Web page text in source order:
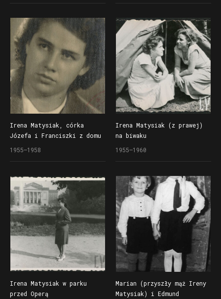
przed budynkiem Szkoły
Podstawowej nr 7 przy
ul. Dąbrowskiego (dzisiaj
SP nr 107)
Irena Matysiak, córka
Józefa i Franciszki z domu
Stelmaszyk
1955–1958
Irena Matysiak (z prawej)
na biwaku
1955–1960
Irena Matysiak w parku
przed Operą
Marian (przyszły mąż Ireny
Matysiak) i Edmund